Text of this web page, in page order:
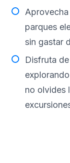
parques
sin gastar
Disfruta
no olvides